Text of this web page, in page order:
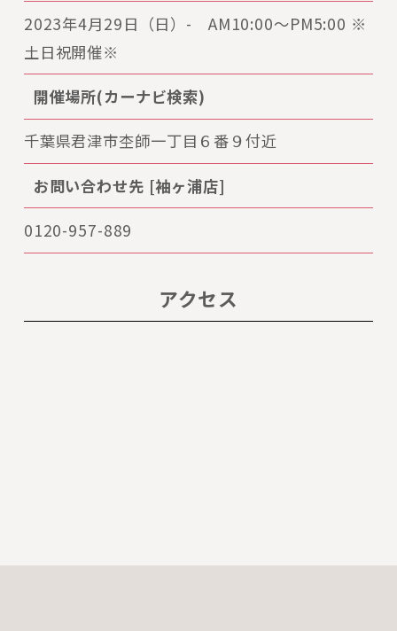
2023年4月29日（日）- AM10:00〜PM5:00 ※
土日祝開催※
開催場所(カーナビ検索)
千葉県君津市杢師一丁目６番９付近
お問い合わせ先 [袖ヶ浦店]
0120-957-889
アクセス